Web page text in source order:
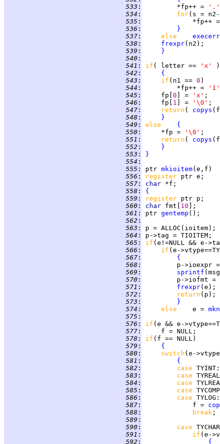
533 :
         *fp++ =
'.'
534 :
for
535 :
536 :
}
537 : else execerr
538 : frexpr
539 :
}
540 :
541 : if ( letter ==
'x'
542 :
{
543 : if (n1 == 0
544 :
         *fp++ =
'1'
545 :
     fp[
0 ] = 'x'
546 :
     fp[
1 ] = '\0'
547 : return ( copys
548 :
}
549 : else {
550 :
     *fp =
'\0'
551 : return ( copys
552 :
}
553 :
}
554 :
555 : ptr mkioitem
556 : register
557 : char
558 :
{
559 : register
560 : char fmt[ 10
561 : ptr gentemp
562 :
563 :
564 :
565 :
if
566 : if (e-
567 :
{
568 :
p->ioexpr
569 : sprintf
570 :
         p->iofmt =
571 : frexpr
572 : return
573 :
}
574 : else e =
575 :
576 : if (e && e-
577 :
578 : if
579 :
{
580 :
switch
581 :
{
582 : case TYINT
583 : case TYREAL
584 : case
585 : case
586 : case TYLOG
587 :
             f =
588 : break
589 :
590 : case TYCHAR
591 :
if
592 :
{